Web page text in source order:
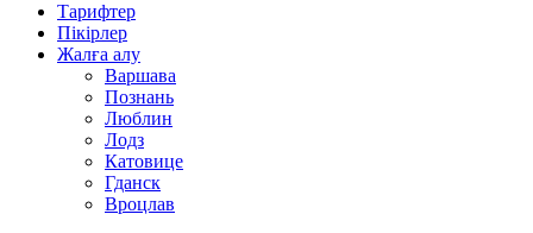
Тарифтер
Пікірлер
Жалға алу
Варшава
Познань
Люблин
Лодз
Катовице
Гданск
Вроцлав